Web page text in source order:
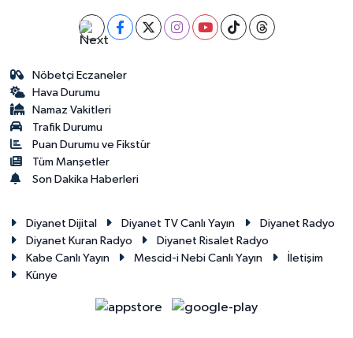
Nöbetçi Eczaneler
Hava Durumu
Namaz Vakitleri
Trafik Durumu
Puan Durumu ve Fikstür
Tüm Manşetler
Son Dakika Haberleri
Diyanet Dijital Diyanet TV Canlı Yayın
Diyanet Radyo
Diyanet Kuran Radyo
Diyanet Risalet Radyo
Kabe Canlı Yayın
Mescid-i Nebi Canlı Yayın
İletişim
Künye